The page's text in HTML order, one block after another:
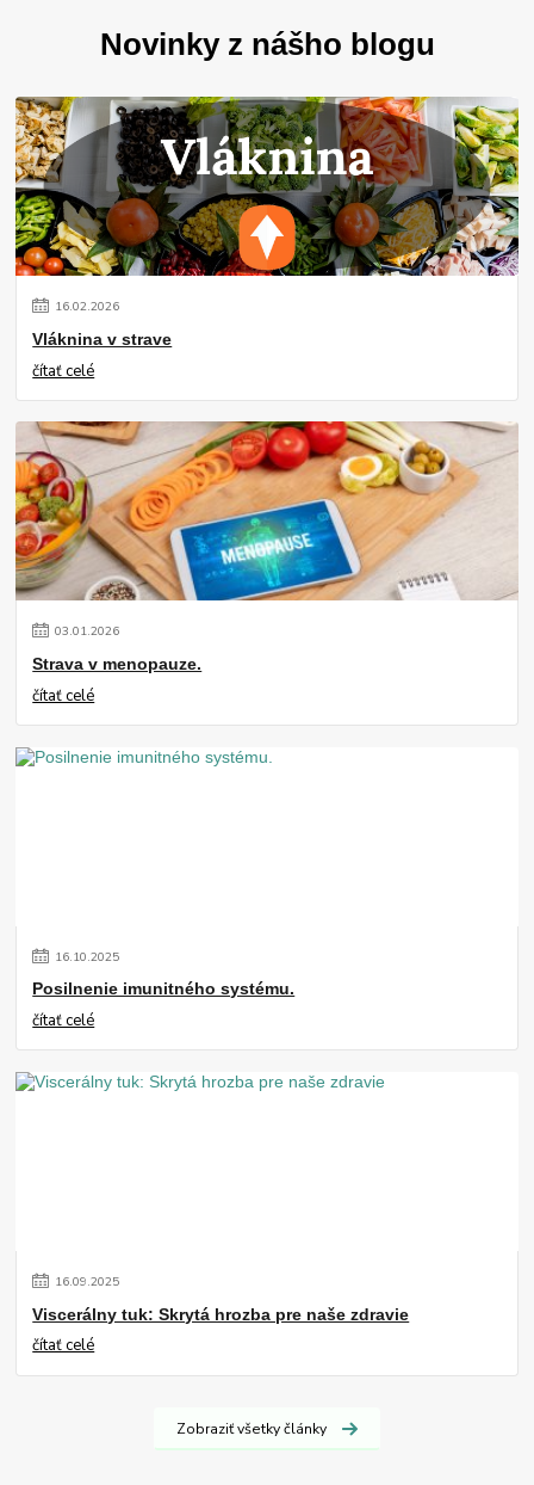
Novinky z nášho blogu
16.02.2026
Vláknina v strave
čítať celé
03.01.2026
Strava v menopauze.
čítať celé
16.10.2025
Posilnenie imunitného systému.
čítať celé
16.09.2025
Viscerálny tuk: Skrytá hrozba pre naše zdravie
čítať celé
Zobraziť všetky články